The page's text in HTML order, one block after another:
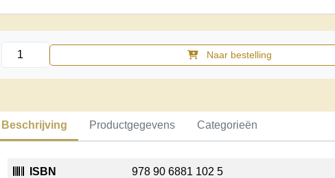
Realisten
2000
aantal
Naar bestelling
Beschrijving Productgegevens Categorieën
ISBN 978 90 6881 102 5